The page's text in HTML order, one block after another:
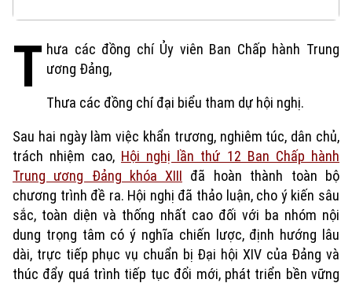
T hưa các đồng chí Ủy viên Ban Chấp hành Trung
ương Đảng,
Thưa các đồng chí đại biểu tham dự hội nghị.
Sau hai ngày làm việc khẩn trương, nghiêm túc, dân chủ,
trách nhiệm cao, Hội nghị lần thứ 12 Ban Chấp hành
Trung ương Đảng khóa XIII đã hoàn thành toàn bộ
chương trình đề ra. Hội nghị đã thảo luận, cho ý kiến sâu
sắc, toàn diện và thống nhất cao đối với ba nhóm nội
dung trọng tâm có ý nghĩa chiến lược, định hướng lâu
dài, trực tiếp phục vụ chuẩn bị Đại hội XIV của Đảng và
thúc đẩy quá trình tiếp tục đổi mới, phát triển bền vững